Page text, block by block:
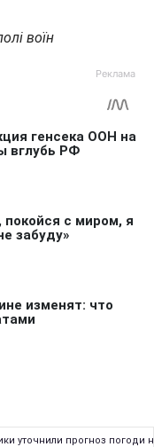
воїн
уточнили прогноз погоди